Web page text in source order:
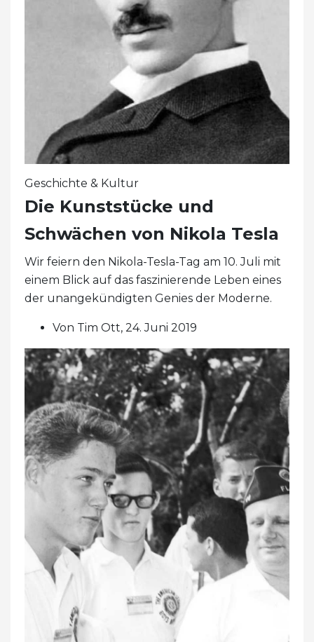
Geschichte & Kultur
Die Kunststücke und
Schwächen von Nikola Tesla
Wir feiern den Nikola-Tesla-Tag am 10. Juli mit
einem Blick auf das faszinierende Leben eines
der unangekündigten Genies der Moderne.
Von Tim Ott, 24. Juni 2019